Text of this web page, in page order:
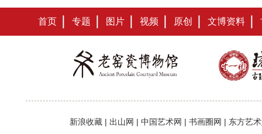
首页 专题 图片 视频 原创 文博资料
新浪收藏 | 出山网 | 中国艺术网 | 书画圈网 | 东方艺